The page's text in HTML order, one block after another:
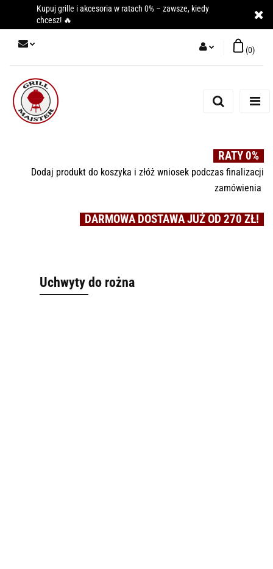
Kupuj grille i akcesoria w ratach 0% – zawsze, kiedy
chcesz! 🔥
Zarejestruj się
(0)
RATY 0%
Dodaj produkt do koszyka i złóż wniosek podczas finalizacji
zamówienia
DARMOWA DOSTAWA JUŻ OD 270 ZŁ!
Uchwyty do rożna